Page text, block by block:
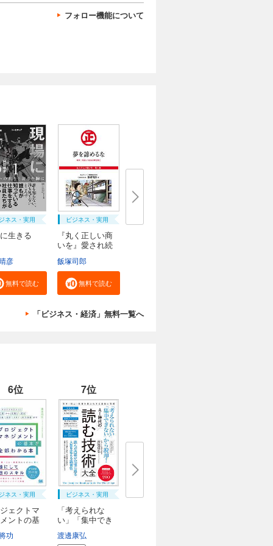
フォロー機能について
ネス・実用
生きる
彦
無料で読む
ビジネス・実用
『丸く正しい商
いを』愛され続
飯塚司郎
無料で読む
「ビジネス・経済」無料一覧へ
栄一郎
6位
ネス・実用
ェクトマ
ントの基
功
7位
ビジネス・実用
「考えられな
い」「集中でき
渡邊康弘